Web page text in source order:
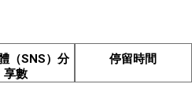
（SNS）分
享數
停留時間